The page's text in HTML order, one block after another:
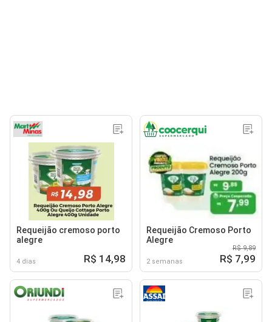
Requeijão cremoso porto
alegre
4 dias R$ 14,98
Requeijão Cremoso Porto
Alegre
2 semanas
R$ 9,89
R$ 7,99